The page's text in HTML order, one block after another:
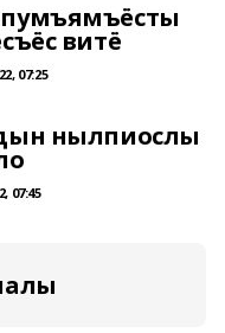
витё
07:25
нылпиослы
07:45